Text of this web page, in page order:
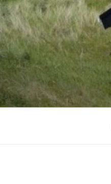
Videre
til
indhold